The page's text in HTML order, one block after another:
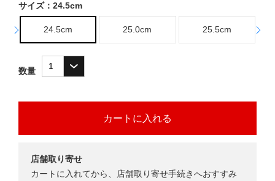
サイズ：24.5cm
24.5cm 25.0cm 25.5cm
数量
店舗取り寄せ
カートに入れてから、店舗取り寄せ手続きへおすすみ